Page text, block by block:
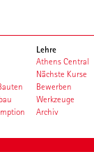
Lehre
Athens Central
Nächste Kurse
Bewerben
Werkzeuge
Archiv